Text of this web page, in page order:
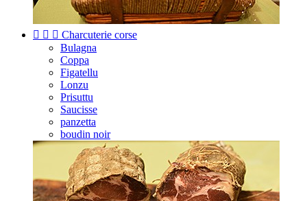
   Charcuterie corse
Bulagna
Coppa
Figatellu
Lonzu
Prisuttu
Saucisse
panzetta
boudin noir